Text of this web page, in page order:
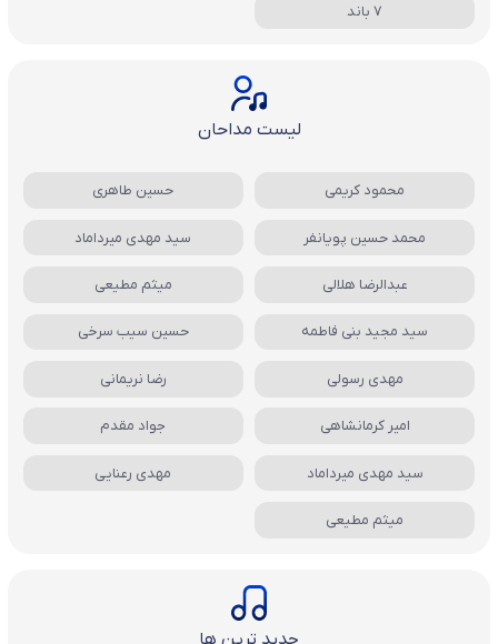
7 باند
لیست مداحان
محمود کریمی حسین طاهری
محمد حسین پویانفر سید مهدی میرداماد
عبدالرضا هلالی میثم مطیعی
سید مجید بنی فاطمه حسین سیب سرخی
مهدی رسولی رضا نریمانی
امیر کرمانشاهی جواد مقدم
سید مهدی میرداماد مهدی رعنایی
میثم مطیعی
جدید ترین ها